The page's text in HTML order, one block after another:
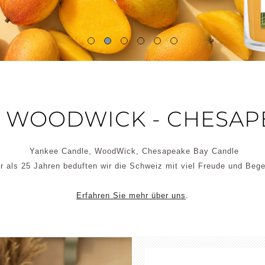
Cherry Blossom
OCEAN
SALTED SANDS
INVIGORATE
HARMONY
-
Yankee Candle, WoodWick, Chesapeake Bay Candle
als 25 Jahren beduften wir die Schweiz mit viel Freude und
Erfahren Sie mehr über uns .